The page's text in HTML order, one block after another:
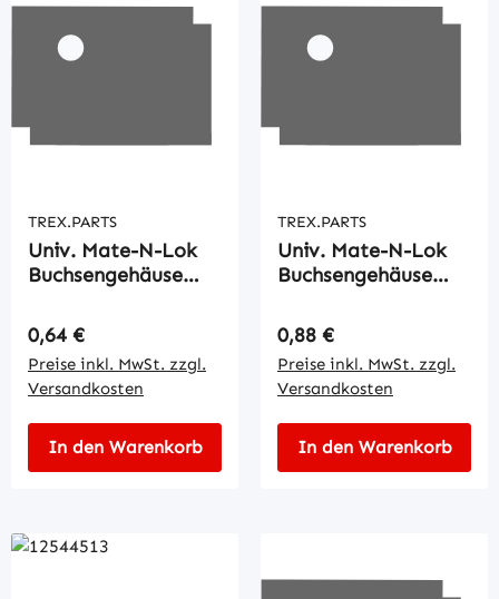
TREX.PARTS
Univ. Mate-N-Lok
Buchsengehäuse
Regulärer Preis:
0,64 €
Preise inkl. MwSt. zzgl.
Versandkosten
In den Warenkorb
TREX.PARTS
Univ. Mate-N-Lok
Buchsengehäuse
Regulärer Preis:
0,88 €
Preise inkl. MwSt. zzgl.
Versandkosten
In den Warenkorb